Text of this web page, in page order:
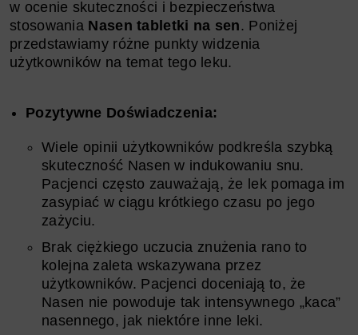
w ocenie skuteczności i bezpieczeństwa
stosowania Nasen tabletki na sen. Poniżej
przedstawiamy różne punkty widzenia
użytkowników na temat tego leku.
Pozytywne Doświadczenia:
Wiele opinii użytkowników podkreśla szybką
skuteczność Nasen w indukowaniu snu.
Pacjenci często zauważają, że lek pomaga im
zasypiać w ciągu krótkiego czasu po jego
zażyciu.
Brak ciężkiego uczucia znużenia rano to
kolejna zaleta wskazywana przez
użytkowników. Pacjenci doceniają to, że
Nasen nie powoduje tak intensywnego „kaca”
nasennego, jak niektóre inne leki.